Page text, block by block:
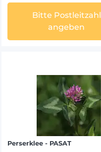
Bitte Postleitzahl
angeben
Perserklee - PASAT